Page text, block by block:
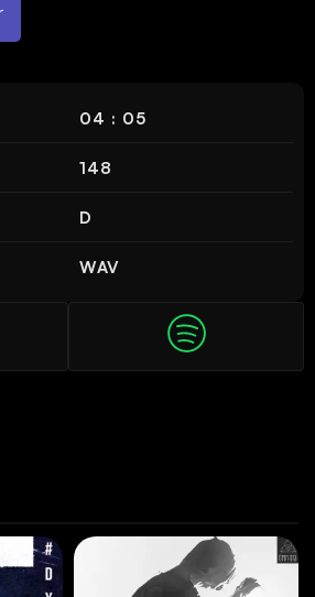
04 : 05
148
D
WAV